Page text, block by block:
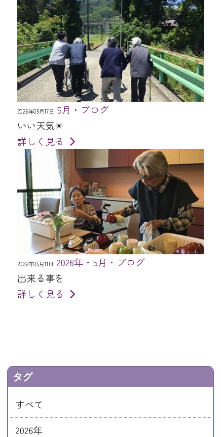
2026年05月17日 5月・ブログ
いい天気☀
詳しく見る
2026年05月11日 2026年・5月・ブログ
出来る事を
詳しく見る
タグ
すべて
2026年